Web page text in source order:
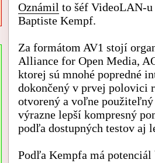
Oznámil to šéf VideoLAN-u
Baptiste Kempf.
Za formátom AV1 stojí
Alliance for Open Media,
ktorej sú mnohé popredné
dokončený v prvej polovici
otvorený a voľne
výrazne lepší kompresný
podľa dostupných testov aj
Podľa Kempfa má